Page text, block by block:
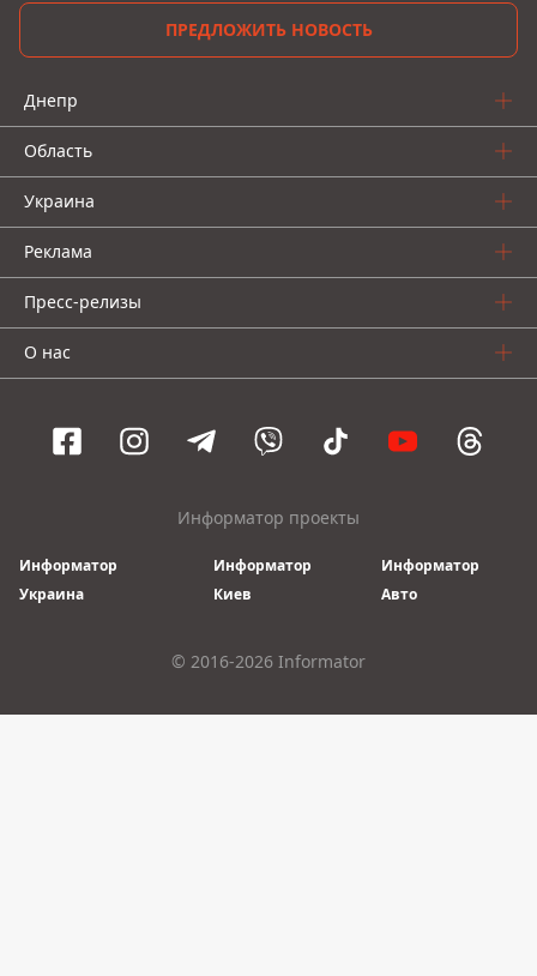
ПРЕДЛОЖИТЬ НОВОСТЬ
Днепр
Область
Украина
Реклама
Пресс-релизы
О нас
Информатор проекты
Информатор
Украина
Информатор
Киев
Информатор
Авто
© 2016-2026 Informator